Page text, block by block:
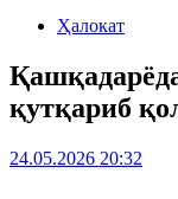
Ҳалокат
қутқариб
24.05.2026 20:32